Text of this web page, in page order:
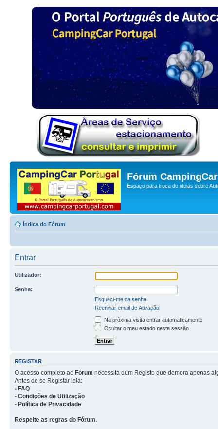
Fórum
Espaço para troca de ideias sobre
Índice do Fórum
Entrar
Utilizador:
Senha:
Esqueci-me da senha
Reenviar email de Ativação
Na próxima visita entrar automaticamente
Ocultar o meu estado nesta sessão
REGISTAR
O acesso completo ao Fórum necessita dum Registo que demora apenas
Antes de se Registar leia:
- FAQ
- Condições de Utilização
- Política de Privacidade
Respeite as regras do Fórum